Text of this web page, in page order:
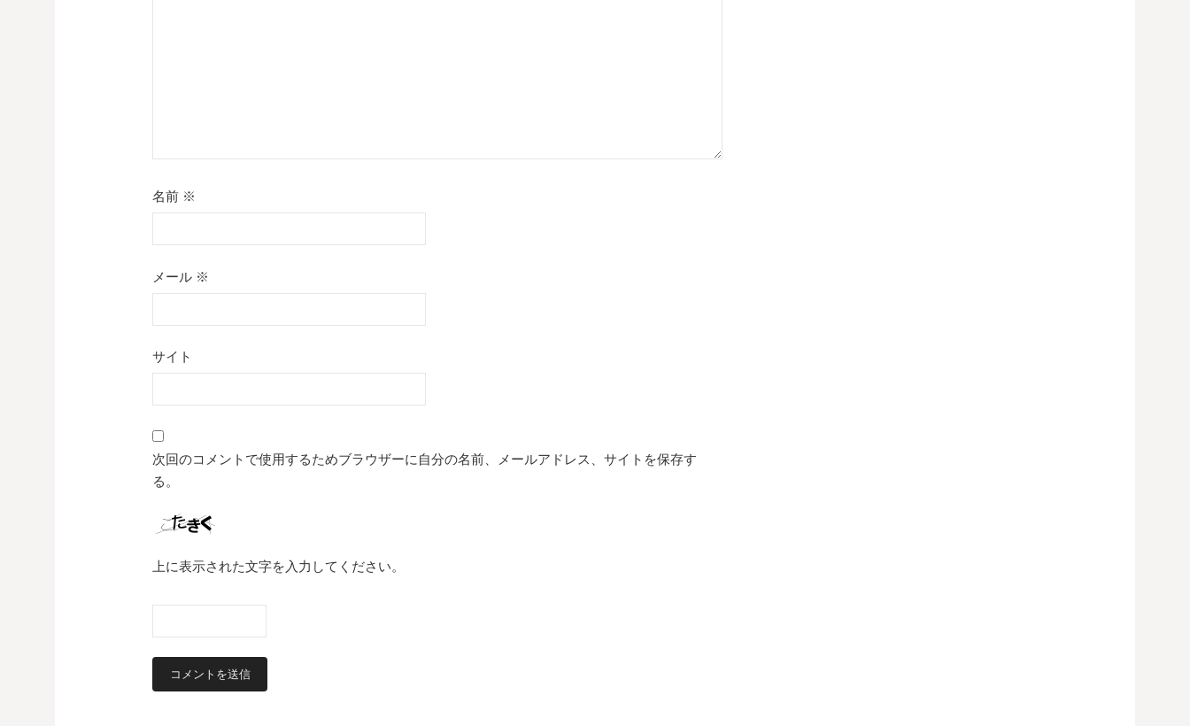
名前 ※
メール ※
サイト
次回のコメントで使用するためブラウザーに自分の名前、メールアドレス、サイトを保存す
る。
上に表示された文字を入力してください。